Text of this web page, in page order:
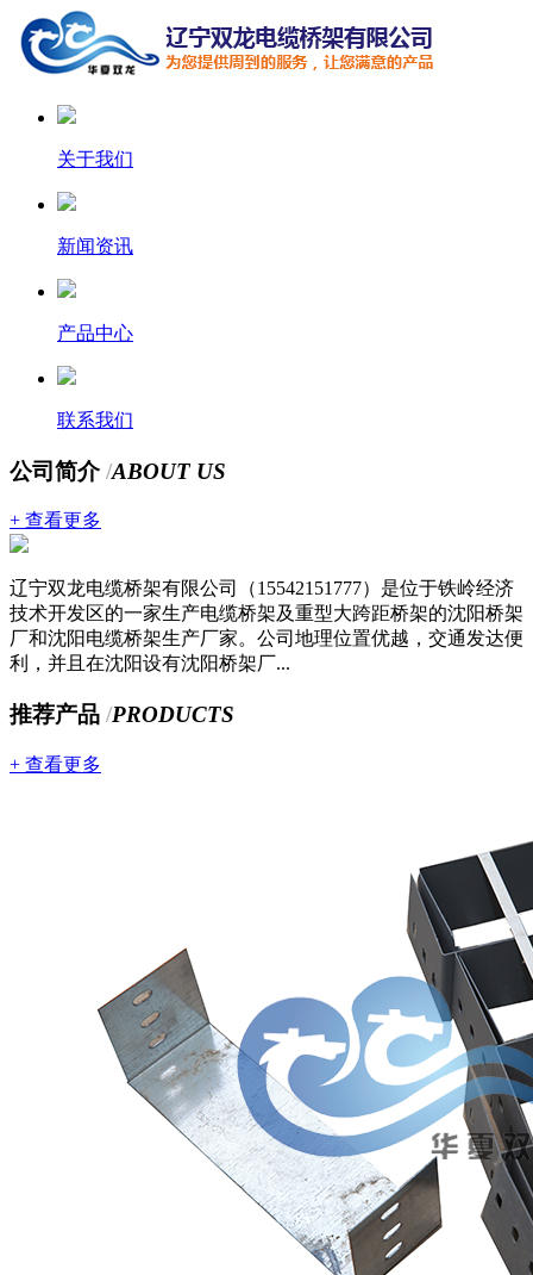
关于我们
新闻资讯
产品中心
联系我们
公司简介/ABOUT US
+ 查看更多
辽宁双龙电缆桥架有限公司（15542151777）是位于铁岭经济
技术开发区的一家生产电缆桥架及重型大跨距桥架的沈阳桥架
厂和沈阳电缆桥架生产厂家。公司地理位置优越，交通发达便
利，并且在沈阳设有沈阳桥架厂...
推荐产品 /PRODUCTS
+ 查看更多